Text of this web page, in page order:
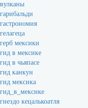
вулканы
гарибальди
гастрономия
гелагеца
герб мексики
гид в мексике
гид в чьяпасе
гид канкун
гид мексика
гид_в_мексике
гнездо кецалькоатля